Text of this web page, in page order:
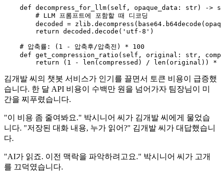
def decompress_for_llm( self, opaque_data: str) ->
# LLM 프롬프트에 포함할 때 디코딩
decoded =
return decoded.decode( 'utf-8' )
# 압축률: (1 - 압축후/압축전) * 100
def get_compression_ratio ( self, original: str ,
return ( 1 - len (compressed) / len (original)) *
김개발 씨의 챗봇 서비스가 인기를 끌면서 토큰 비용이 급증했
습니다. 한 달 API 비용이 수백만 원을 넘어가자 팀장님이 미
간을 찌푸렸습니다.
"이 비용 좀 줄여봐요." 박시니어 씨가 김개발 씨에게 물었습
니다. "저장된 대화 내용, 누가 읽어?" 김개발 씨가 대답했습니
다.
"AI가 읽죠. 이전 맥락을 파악하려고요." 박시니어 씨가 고개
를 끄덕였습니다.